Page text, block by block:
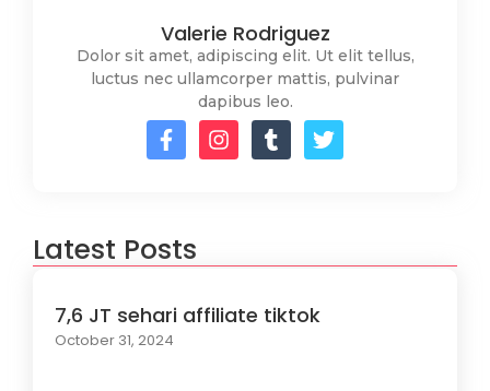
Valerie Rodriguez
Dolor sit amet, adipiscing elit. Ut elit tellus,
luctus nec ullamcorper mattis, pulvinar
dapibus leo.
Latest Posts
7,6 JT sehari affiliate tiktok
October 31, 2024